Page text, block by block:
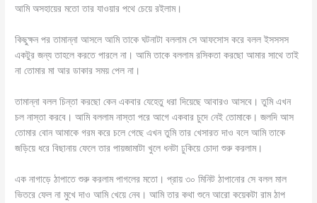
আমি অসহায়ের মতো তার যাওয়ার পথে চেয়ে রইলাম।
কিছুক্ষন পর তামান্না আসলে আমি তাকে ঘটনাটা বললাম সে আফসোস করে বলল ইসসসস
একটুর জন্য তাহলে করতে পারলে না। আমি তাকে বললাম রসিকতা করছো আমার সাথে তাই
না তোমার মা আর ডাকার সময় পেল না।
তামান্না বলল চিন্তা করছো কেন একবার যেহেতু ধরা দিয়েছে আবারও আসবে। তুমি এখন
চল নাস্তা করবে। আমি বললাম নাস্তা পরে আগে একবার চুদে নেই তোমাকে। জলদি আস
তোমার বোন আমাকে গরম করে চলে গেছে এখন তুমি তার খেসারত দাও বলে আমি তাকে
জড়িয়ে ধরে বিছানায় ফেলে তার পায়জামাটা খুলে ধনটা ঢুকিয়ে চোদা শুরু করলাম।
এক নাগাড়ে ঠাপাতে শুরু করলাম পাগলের মতো। প্রায় ৩০ মিনিট ঠাপানোর সে বলল মাল
ভিতরে ফেল না মুখে দাও আমি খেয়ে নেব। আমি তার কথা শুনে আরো কয়েকটা রাম ঠাপ